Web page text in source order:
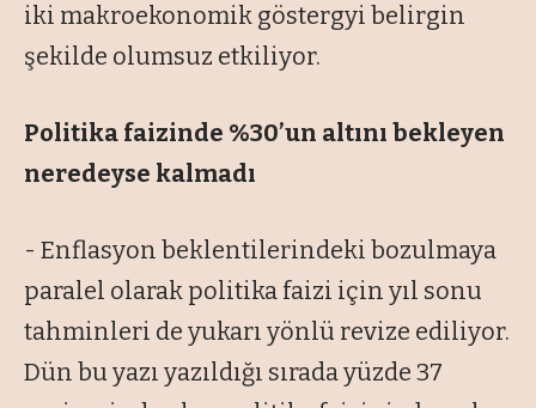
iki makroekonomik göstergyi belirgin
şekilde olumsuz etkiliyor.
Politika faizinde %30’un altını bekleyen
neredeyse kalmadı
- Enflasyon beklentilerindeki bozulmaya
paralel olarak politika faizi için yıl sonu
tahminleri de yukarı yönlü revize ediliyor.
Dün bu yazı yazıldığı sırada yüzde 37